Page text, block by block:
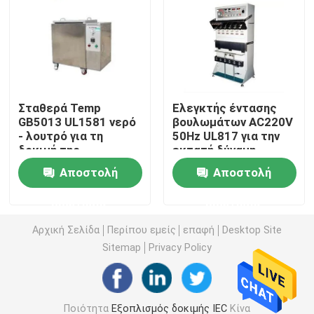
Εξοπλισμός δοκιμής ευφλέκτου
Εξοπλισμός δοκιμής μπαταριών λίθιου
οδηγημένος ελαφρύς εξοπλισμός δοκιμής
Έλεγχος δάχτυλων δοκιμής
Μανόμετρα ελέγχου ακριβείας
Σταθερά Temp
GB5013 UL1581 νερό
- λουτρό για τη
δοκιμή της
αντίστασης τάσης
Αποστολή
Ελεγκτής έντασης
βουλωμάτων AC220V
50Hz UL817 για την
εκτατή δύναμη
καλωδίων
Αποστολή
Αρχική Σελίδα Περίπου εμείς επαφή
Desktop Site
Sitemap
Privacy Policy
Ποιότητα Εξοπλισμός δοκιμής IECΚίνα